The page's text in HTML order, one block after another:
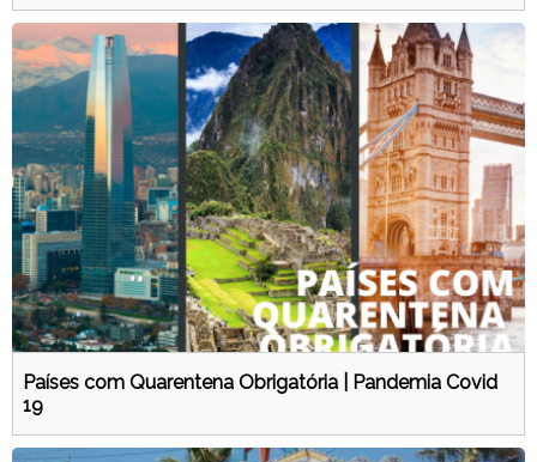
Países com Quarentena Obrigatória | Pandemia Covid
19